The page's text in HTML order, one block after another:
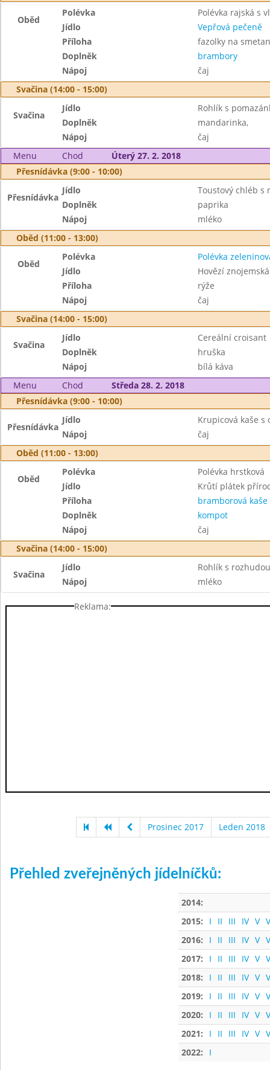
Oběd
Polévka
Polévka rajská s
Jídlo
Vepřová pečeně
Příloha
fazolky na
Doplněk
brambory
Nápoj
čaj
Svačina (14:00 - 15:00)
Svačina
Jídlo
Rohlík s
Doplněk
mandarinka,
Nápoj
čaj
Menu
Chod
Úterý 27. 2. 2018
Přesnídávka (9:00 - 10:00)
Přesnídávka
Jídlo
Toustový chléb s
Doplněk
paprika
Nápoj
mléko
Oběd (11:00 - 13:00)
Oběd
Polévka
Polévka
Jídlo
Hovězí
Příloha
rýže
Nápoj
čaj
Svačina (14:00 - 15:00)
Svačina
Jídlo
Cereální croisant
Doplněk
hruška
Nápoj
bílá káva
Menu
Chod
Středa 28. 2. 2018
Přesnídávka (9:00 - 10:00)
Přesnídávka
Jídlo
Krupicová kaše s
Nápoj
čaj
Oběd (11:00 - 13:00)
Oběd
Polévka
Polévka hrstková
Jídlo
Krůtí plátek
Příloha
bramborová kaše
Doplněk
kompot
Nápoj
čaj
Svačina (14:00 - 15:00)
Svačina
Jídlo
Rohlík s rozhudou
Nápoj
mléko
Reklama:
Prosinec 2017 Leden 2018
Přehled zveřejněných jídelníčků:
2014:
2015:
I II III IV V
2016:
I II III IV V
2017:
I II III IV V
2018:
I II III IV V
2019:
I II III IV V
2020:
I II III IV V
2021:
I II III IV V
2022:
I